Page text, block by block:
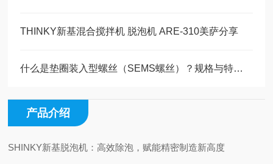
THINKY新基混合搅拌机 脱泡机 ARE-310美萨分享
什么是垫圈装入型螺丝（SEMS螺丝）？规格与特点解说
产品介绍
SHINKY新基脱泡机：高效除泡，赋能精密制造新高度